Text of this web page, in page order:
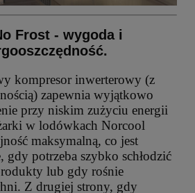
Frost - wygoda i
kompresor inwerterowy (z
zapewnia wyjątkowo
przy niskim zużyciu energii
w lodówkach Norcool
maksymalną, co jest
gdy potrzeba szybko schłodzić
lub gdy rośnie
Z drugiej strony, gdy